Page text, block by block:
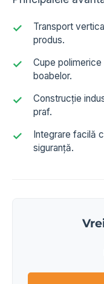
Transport
produs.
Cupe polimerice
boabelor.
Construcție
praf.
Integrare facilă
siguranță.